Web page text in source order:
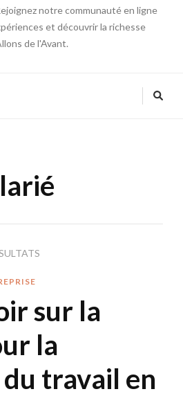
notre communauté en ligne
et découvrir la richesse
de l'Avant.
sur la
la
travail en